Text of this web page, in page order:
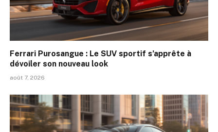
Ferrari Purosangue : Le SUV sportif s’apprête à
dévoiler son nouveau look
août 7, 2026